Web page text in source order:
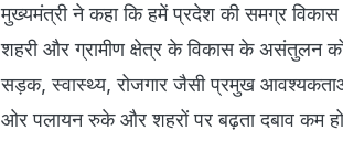
मुख्यमंत्री ने कहा कि हमें प्रदेश की समग्र
शहरी और ग्रामीण क्षेत्र के विकास के असंतुलन को
सड़क, स्वास्थ्य, रोजगार जैसी प्रमुख
ओर पलायन रुके और शहरों पर बढ़ता दबाव कम